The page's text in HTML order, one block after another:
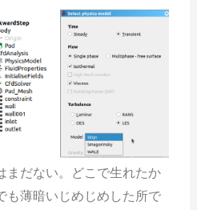
まだない。どこで生れたか
も薄暗いじめじめした所で